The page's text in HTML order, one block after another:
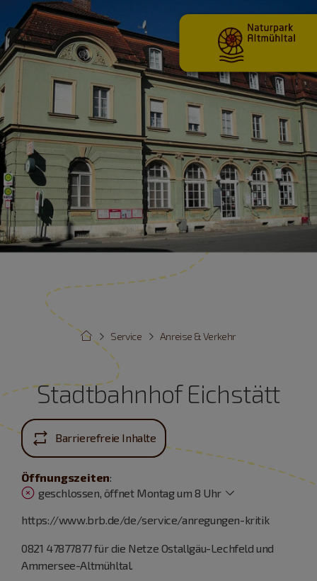
Anreise & Verkehr
Service
Stadtbahnhof Eichstätt
Barrierefreie Inhalte
Öffnungszeiten:
geschlossen, öffnet Montag um 8 Uhr
https://www.brb.de/de/service/anregungen-kritik
0821 47877877 für die Netze Ostallgäu-Lechfeld und
Ammersee-Altmühltal.